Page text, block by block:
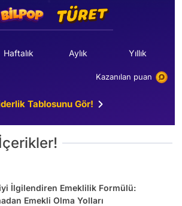
Haftalık Aylık Yıllık
Kazanılan puan
Tablosunu Gör!
İlgilendiren Emeklilik Formülü:
Emekli Olma Yolları